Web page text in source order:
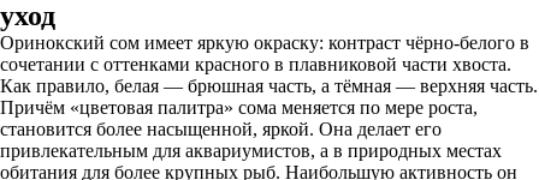
уход
Оринокский сом имеет яркую окраску: контраст чёрно-белого в
сочетании с оттенками красного в плавниковой части хвоста.
Как правило, белая — брюшная часть, а тёмная — верхняя часть.
Причём «цветовая палитра» сома меняется по мере роста,
становится более насыщенной, яркой. Она делает его
привлекательным для аквариумистов, а в природных местах
обитания для более крупных рыб. Наибольшую активность он